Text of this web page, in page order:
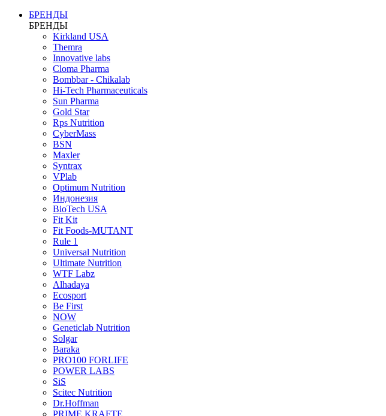
БРЕНДЫ
БРЕНДЫ
Kirkland USA
Themra
Innovative labs
Cloma Pharma
Bombbar - Chikalab
Hi-Tech Pharmaceuticals
Sun Pharma
Gold Star
Rps Nutrition
CyberMass
BSN
Maxler
Syntrax
VPlab
Optimum Nutrition
Индонезия
BioTech USA
Fit Kit
Fit Foods-MUTANT
Rule 1
Universal Nutrition
Ultimate Nutrition
WTF Labz
Alhadaya
Ecosport
Be First
NOW
Geneticlab Nutrition
Solgar
Baraka
PRO100 FORLIFE
POWER LABS
SiS
Scitec Nutrition
Dr.Hoffman
PRIME KRAFTE